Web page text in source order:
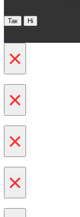
Так Ні
×
×
×
×